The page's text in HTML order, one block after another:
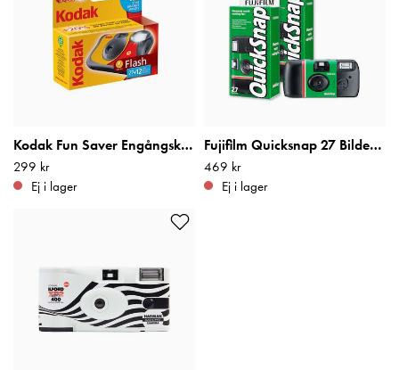
Kodak Fun Saver Engångskamera 27+12 bilder
Pris: 299 kr
299 kr
Ej i lager
Fujifilm Quicksnap 27 Bilder 2-Pack
Pris: 469 kr
469 kr
Ej i lager